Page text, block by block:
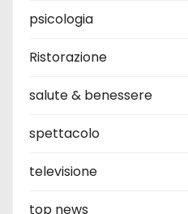
psicologia
Ristorazione
salute & benessere
spettacolo
televisione
top news